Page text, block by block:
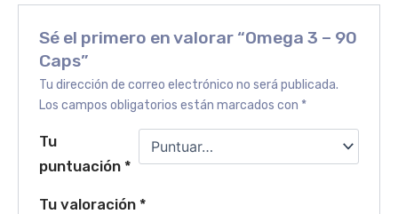
Sé el primero en valorar “Omega 3 – 90
Caps”
Tu dirección de correo electrónico no será publicada.
Los campos obligatorios están marcados con *
Tu
puntuación*
Tu valoración*